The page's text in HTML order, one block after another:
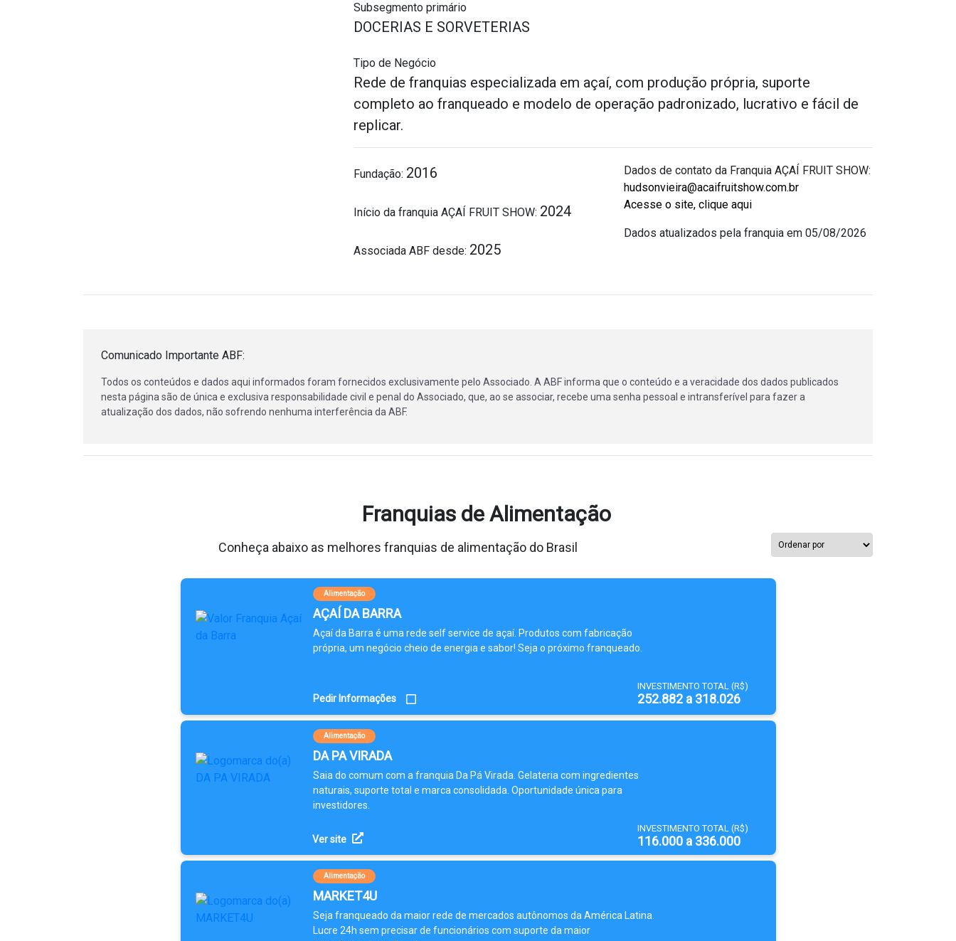
Subsegmento primário
DOCERIAS E SORVETERIAS
Tipo de Negócio
Rede de franquias especializada em açaí, com produção própria, suporte
completo ao franqueado e modelo de operação padronizado, lucrativo e fácil de
replicar.
Fundação: 2016
Início da franquia AÇAÍ FRUIT SHOW: 2024
Associada ABF desde: 2025
Dados de contato da Franquia AÇAÍ FRUIT SHOW:
hudsonvieira@acaifruitshow.com.br
Acesse o site, clique aqui
Dados atualizados pela franquia em 05/08/2026
Comunicado Importante ABF:
Todos os conteúdos e dados aqui informados foram fornecidos exclusivamente pelo Associado. A ABF informa que o conteúdo e a veracidade dos dados publicados
nesta página são de única e exclusiva responsabilidade civil e penal do Associado, que, ao se associar, recebe uma senha pessoal e intransferível para fazer a
atualização dos dados, não sofrendo nenhuma interferência da ABF.
Franquias de Alimentação
Conheça abaixo as melhores franquias de alimentação do Brasil
Alimentação
AÇAÍ DA BARRA
Açaí da Barra é uma rede self service de açaí. Produtos com fabricação
própria, um negócio cheio de energia e sabor! Seja o próximo franqueado.
INVESTIMENTO TOTAL (R$)
252.882 a 318.026
Pedir Informações
Alimentação
DA PA VIRADA
Saia do comum com a franquia Da Pá Virada. Gelateria com ingredientes
naturais, suporte total e marca consolidada. Oportunidade única para
investidores.
INVESTIMENTO TOTAL (R$)
116.000 a 336.000
Ver site
Alimentação
MARKET4U
Seja franqueado da maior rede de mercados autônomos da América Latina.
Lucre 24h sem precisar de funcionários com suporte da maior